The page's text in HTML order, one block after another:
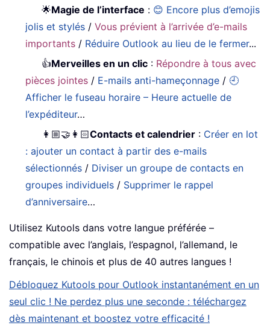
🌟Magie de l’interface : 😊 Encore plus d’emojis
jolis et stylés /Vous prévient à l’arrivée d’e-mails
importants / Réduire Outlook au lieu de le fermer...
👍Merveilles en un clic : Répondre à tous avec
pièces jointes / E-mails anti-hameçonnage / 🕘
Afficher le fuseau horaire – Heure actuelle de
l’expéditeur…
👩🏼‍🤝‍👩🏻Contacts et calendrier : Créer en lot
: ajouter un contact à partir des e-mails
sélectionnés / Diviser un groupe de contacts en
groupes individuels / Supprimer le rappel
d’anniversaire…
Utilisez Kutools dans votre langue préférée –
compatible avec l’anglais, l’espagnol, l’allemand, le
français, le chinois et plus de 40 autres langues !
Débloquez Kutools pour Outlook instantanément en un
seul clic ! Ne perdez plus une seconde : téléchargez
dès maintenant et boostez votre efficacité !